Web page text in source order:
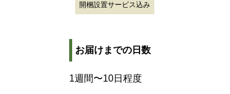
開梱設置サービス込み
お届けまでの日数
1週間〜10日程度